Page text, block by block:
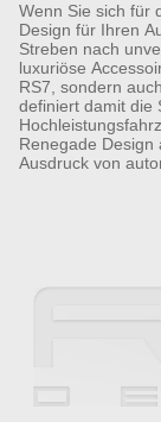
Wenn Sie sich für
Design für Ihren
Streben nach
luxuriöse
RS7, sondern
definiert damit die
Renegade Design
Ausdruck von